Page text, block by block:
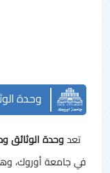
وحدة
تعدوحدة الوثائق
في جامعة أوروك،